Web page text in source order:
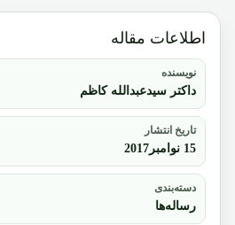
اطلاعات مقاله
نویسنده
داکتر سیدعبدالله کاظم
تاریخ انتشار
15 نوامبر2017
دسته‌بندی
رساله‌ها